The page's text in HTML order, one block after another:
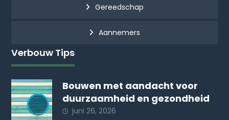
Gereedschap
Aannemers
Verbouw Tips
Bouwen met aandacht voor
duurzaamheid en gezondheid
juni 26, 2026